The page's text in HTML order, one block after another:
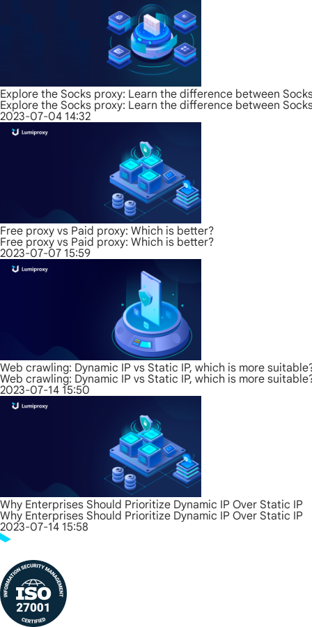
Explore the Socks proxy: Learn the difference between
Explore the Socks proxy: Learn the difference between
2023-07-04 14:32
Free proxy vs Paid proxy: Which is better?
Free proxy vs Paid proxy: Which is better?
2023-07-07 15:59
Web crawling: Dynamic IP vs Static IP, which is more
Web crawling: Dynamic IP vs Static IP, which is more
2023-07-14 15:50
Why Enterprises Should Prioritize Dynamic IP Over Static IP
Why Enterprises Should Prioritize Dynamic IP Over Static IP
2023-07-14 15:58